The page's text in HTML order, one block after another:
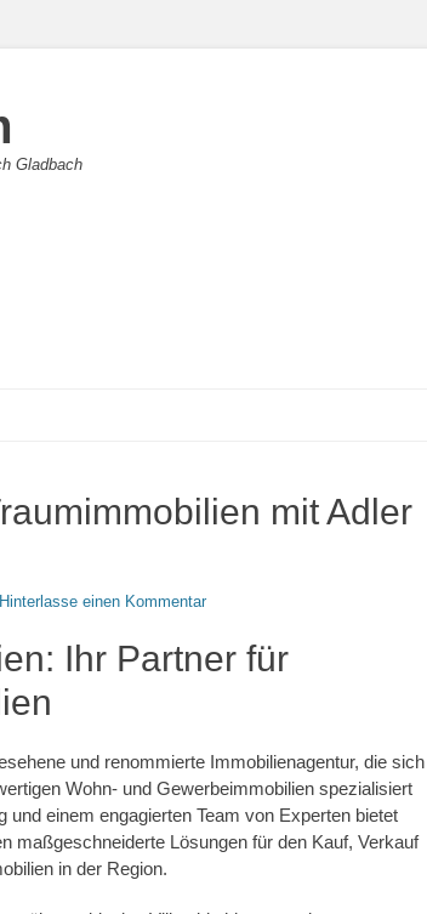
Gladbach
mit Adler
Hinterlasse einen Kommentar
Ihr Partner für
und renommierte Immobilienagentur, die sich
Wohn- und Gewerbeimmobilien spezialisiert
und einem engagierten Team von Experten bietet
maßgeschneiderte Lösungen für den Kauf, Verkauf
in der Region.